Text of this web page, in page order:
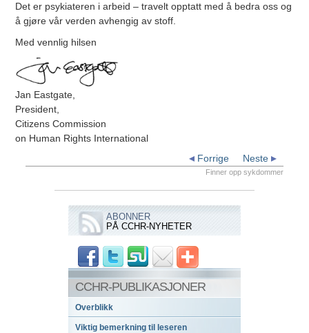
Det er psykiateren i arbeid – travelt opptatt med å bedra oss og
å gjøre vår verden avhengig av stoff.
Med vennlig hilsen
Jan Eastgate,
President,
Citizens Commission
on Human Rights International
Neste
Forrige
Finner opp sykdommer
ABONNER
PÅ CCHR-NYHETER
CCHR-PUBLIKASJONER
Overblikk
Viktig bemerkning til leseren